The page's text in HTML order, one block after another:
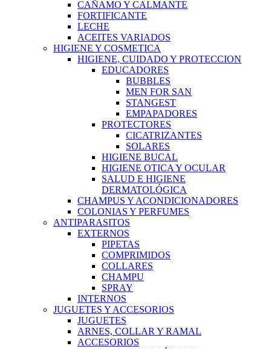
CAÑAMO Y CALMANTE
FORTIFICANTE
LECHE
ACEITES VARIADOS
HIGIENE Y COSMETICA
HIGIENE, CUIDADO Y PROTECCION
EDUCADORES
BUBBLES
MEN FOR SAN
STANGEST
EMPAPADORES
PROTECTORES
CICATRIZANTES
SOLARES
HIGIENE BUCAL
HIGIENE OTICA Y OCULAR
SALUD E HIGIENE
DERMATOLÓGICA
CHAMPUS Y ACONDICIONADORES
COLONIAS Y PERFUMES
ANTIPARASITOS
EXTERNOS
PIPETAS
COMPRIMIDOS
COLLARES
CHAMPU
SPRAY
INTERNOS
JUGUETES Y ACCESORIOS
JUGUETES
ARNES, COLLAR Y RAMAL
ACCESORIOS